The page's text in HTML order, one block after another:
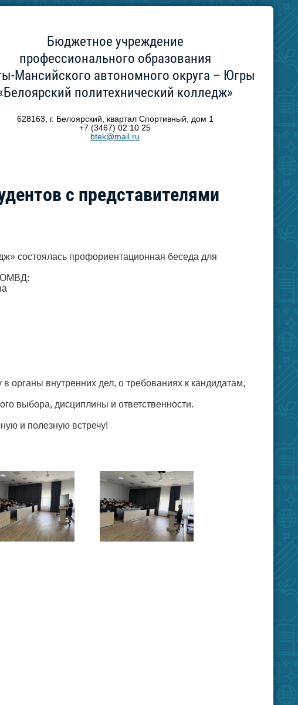
Бюджетное учреждение
профессионального образования
Мансийского автономного округа – Югры
политехнический колледж»
628163, г. Белоярский, квартал Спортивный, дом 1
+7 (3467) 02 10 25
btek@mail.ru
с представителями
состоялась профориентационная беседа для
ОМВД:
органы внутренних дел, о требованиях к кандидатам,
выбора, дисциплины и ответственности.
и полезную встречу!